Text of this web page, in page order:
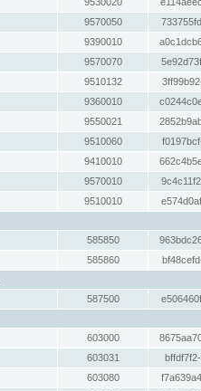
9570050
9390010
9570070
9510132
9360010
9550021
9510060
9410010
9570010
9510010
585850
585860
587500
603000
603031
603080